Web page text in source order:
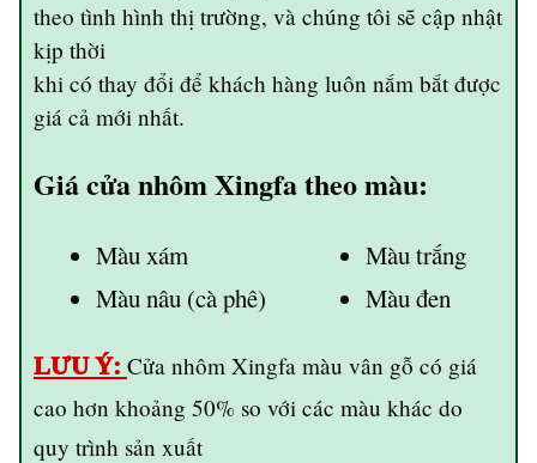
theo tình hình thị trường, và chúng tôi sẽ cập nhật
kịp thời
khi có thay đổi để khách hàng luôn nắm bắt được
giá cả mới nhất.
Giá cửa nhôm Xingfa theo màu:
Màu xám
Màu nâu (cà phê)
Màu trắng
Màu đen
LƯU Ý: Cửa nhôm Xingfa màu vân gỗ có giá
cao hơn khoảng 50% so với các màu khác do
quy trình sản xuất